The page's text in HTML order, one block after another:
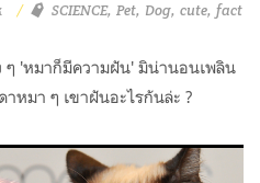
SCIENCE Pet Dog cute fact
ๆ 'หมาก็มีความฝัน' มิน่านอนเพลิน
หมา ๆ เขาฝันอะไรกันล่ะ ?